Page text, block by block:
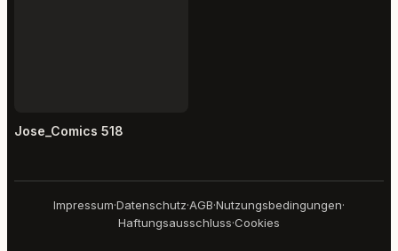
Jose_Comics 518
Impressum·Datenschutz·AGB·Nutzungsbedingungen·
Haftungsausschluss·Cookies